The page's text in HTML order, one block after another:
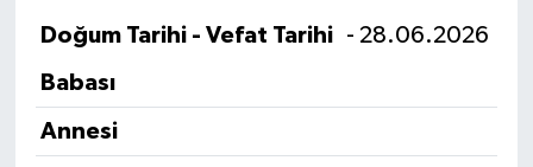
Doğum Tarihi - Vefat Tarihi - 28.06.2026
Babası
Annesi